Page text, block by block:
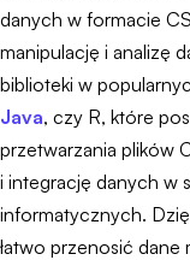
danych w formacie
manipulację i analizę
biblioteki w
Java, czy R, które
przetwarzania plików
i integrację danych w
informatycznych.
łatwo przenosić